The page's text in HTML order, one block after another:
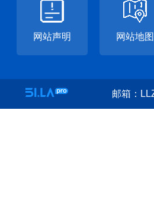
网站声明 网站地图
邮箱：